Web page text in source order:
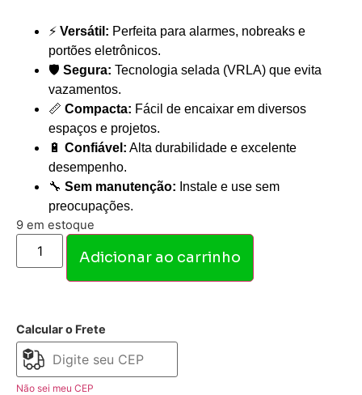
⚡ Versátil: Perfeita para alarmes, nobreaks e
portões eletrônicos.
🛡️ Segura: Tecnologia selada (VRLA) que evita
vazamentos.
📏 Compacta: Fácil de encaixar em diversos
espaços e projetos.
🔋 Confiável: Alta durabilidade e excelente
desempenho.
🔧 Sem manutenção: Instale e use sem
preocupações.
9 em estoque
Adicionar ao carrinho
Calcular o Frete
Não sei meu CEP